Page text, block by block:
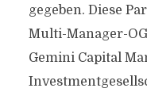
gegeben. Diese
Multi-Manager-
Gemini Capital